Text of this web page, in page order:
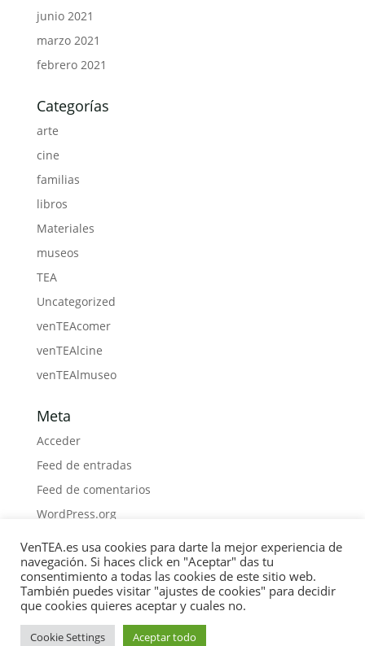
junio 2021
marzo 2021
febrero 2021
Categorías
arte
cine
familias
libros
Materiales
museos
TEA
Uncategorized
venTEAcomer
venTEAlcine
venTEAlmuseo
Meta
Acceder
Feed de entradas
Feed de comentarios
WordPress.org
Política de Cookies Privacidad
Boletín
Medios
Contacto Materiales
VenTEA.es usa cookies para darte la mejor experiencia de
navegación. Si haces click en "Aceptar" das tu
consentimiento a todas las cookies de este sitio web.
También puedes visitar "ajustes de cookies" para decidir
que cookies quieres aceptar y cuales no.
Cookie Settings Aceptar todo